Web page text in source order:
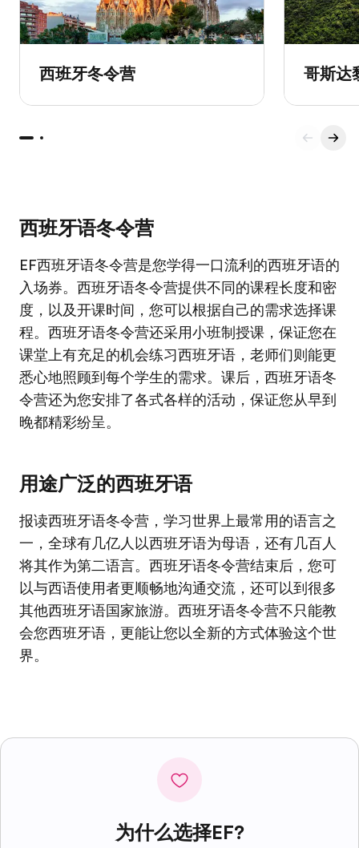
西班牙冬令营 哥斯达
西班牙语冬令营
EF西班牙语冬令营是您学得一口流利的西班牙语的
入场券。西班牙语冬令营提供不同的课程长度和密
度，以及开课时间，您可以根据自己的需求选择课
程。西班牙语冬令营还采用小班制授课，保证您在
课堂上有充足的机会练习西班牙语，老师们则能更
悉心地照顾到每个学生的需求。课后，西班牙语冬
令营还为您安排了各式各样的活动，保证您从早到
晚都精彩纷呈。
用途广泛的西班牙语
报读西班牙语冬令营，学习世界上最常用的语言之
一，全球有几亿人以西班牙语为母语，还有几百人
将其作为第二语言。西班牙语冬令营结束后，您可
以与西语使用者更顺畅地沟通交流，还可以到很多
其他西班牙语国家旅游。西班牙语冬令营不只能教
会您西班牙语，更能让您以全新的方式体验这个世
界。
为什么选择EF?